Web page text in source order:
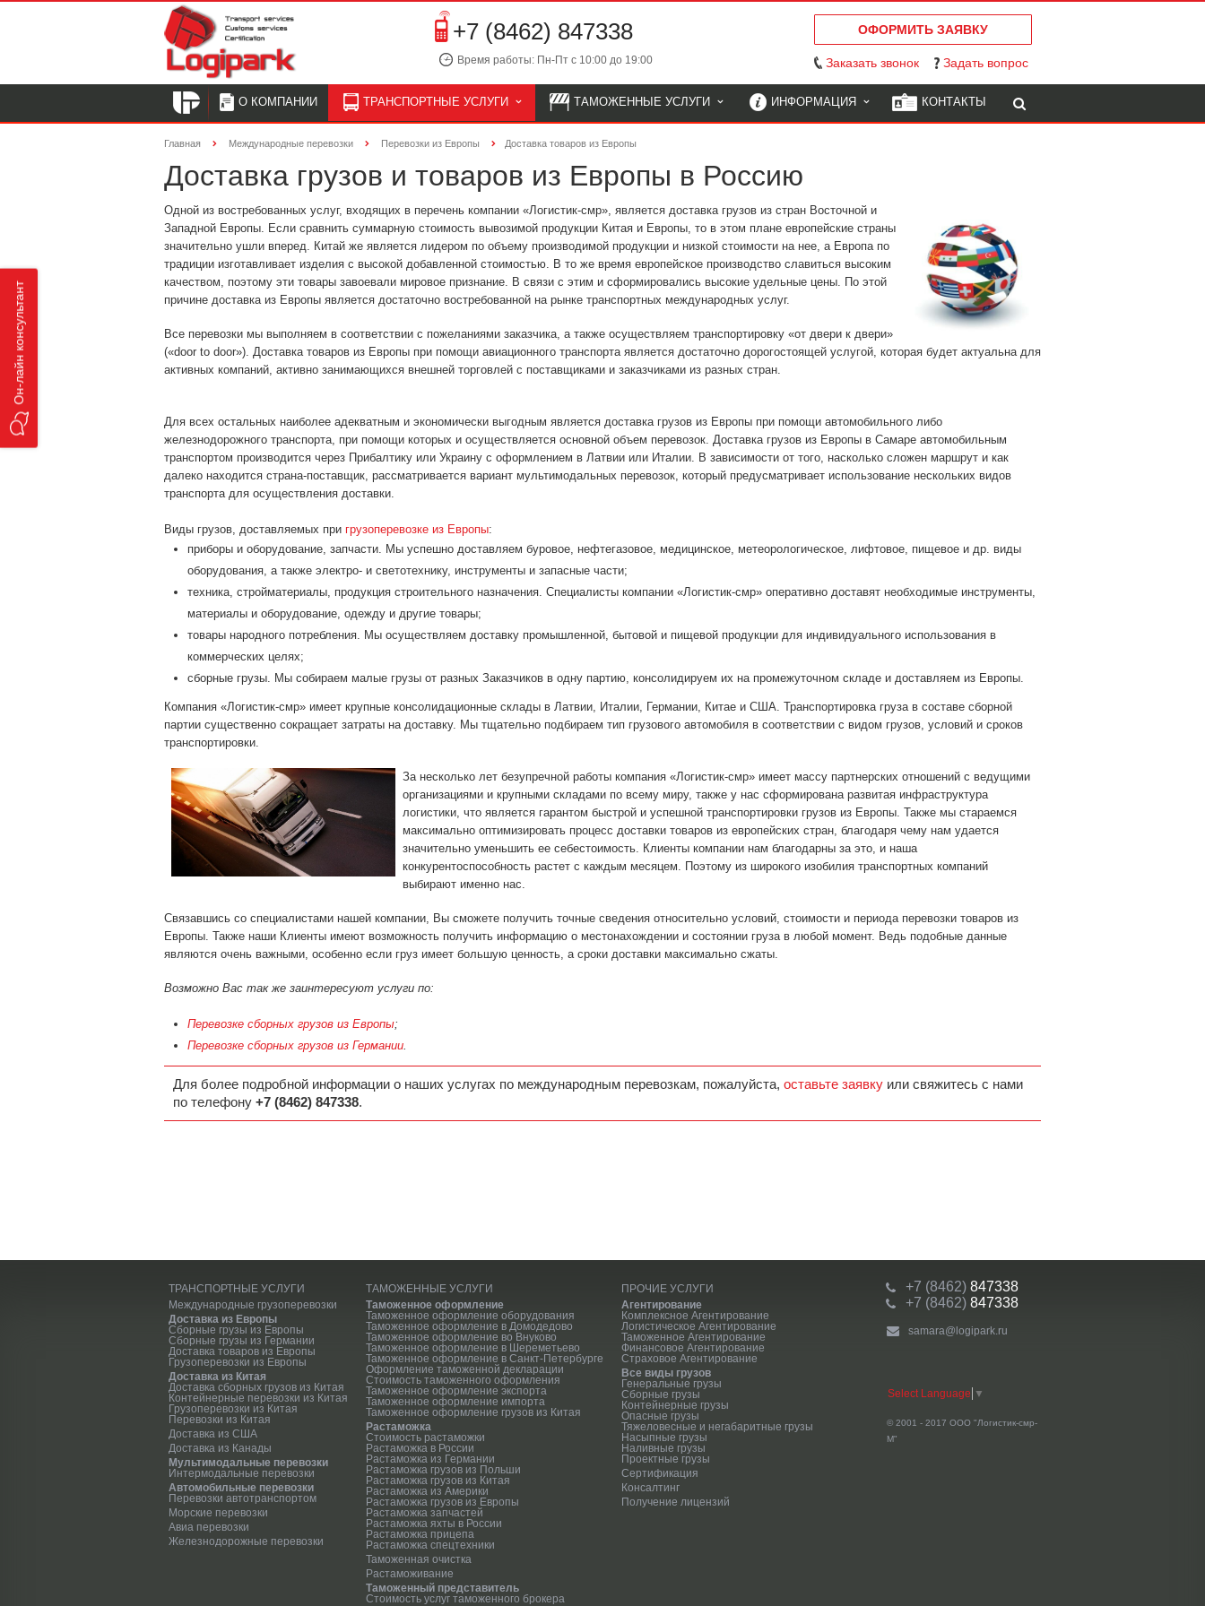
+7 (8462) 847338
Время работы: Пн-Пт с 10:00 до 19:00
ОФОРМИТЬ ЗАЯВКУ
Заказать звонок Задать вопрос
О КОМПАНИИ ТРАНСПОРТНЫЕ УСЛУГИ ТАМОЖЕННЫЕ УСЛУГИ ИНФОРМАЦИЯ КОНТАКТЫ
Главная Международные перевозки Перевозки из Европы Доставка товаров из Европы
Доставка грузов и товаров из Европы в Россию
Одной из востребованных услуг, входящих в перечень компании «Логистик-смр», является доставка грузов из стран Восточной и
Западной Европы. Если сравнить суммарную стоимость вывозимой продукции Китая и Европы, то в этом плане европейские страны
значительно ушли вперед. Китай же является лидером по объему производимой продукции и низкой стоимости на нее, а Европа по
традиции изготавливает изделия с высокой добавленной стоимостью. В то же время европейское производство славиться высоким
качеством, поэтому эти товары завоевали мировое признание. В связи с этим и сформировались высокие удельные цены. По этой
причине доставка из Европы является достаточно востребованной на рынке транспортных международных услуг.
Все перевозки мы выполняем в соответствии с пожеланиями заказчика, а также осуществляем транспортировку «от двери к двери»
(«door to door»). Доставка товаров из Европы при помощи авиационного транспорта является достаточно дорогостоящей услугой, которая будет актуальна для
активных компаний, активно занимающихся внешней торговлей с поставщиками и заказчиками из разных стран.
Для всех остальных наиболее адекватным и экономически выгодным является доставка грузов из Европы при помощи автомобильного либо
железнодорожного транспорта, при помощи которых и осуществляется основной объем перевозок. Доставка грузов из Европы в Самаре автомобильным
транспортом производится через Прибалтику или Украину с оформлением в Латвии или Италии. В зависимости от того, насколько сложен маршрут и как
далеко находится страна-поставщик, рассматривается вариант мультимодальных перевозок, который предусматривает использование нескольких видов
транспорта для осуществления доставки.
Виды грузов, доставляемых при грузоперевозке из Европы:
приборы и оборудование, запчасти. Мы успешно доставляем буровое, нефтегазовое, медицинское, метеорологическое, лифтовое, пищевое и др. виды
оборудования, а также электро- и светотехнику, инструменты и запасные части;
техника, стройматериалы, продукция строительного назначения. Специалисты компании «Логистик-смр» оперативно доставят необходимые инструменты,
материалы и оборудование, одежду и другие товары;
товары народного потребления. Мы осуществляем доставку промышленной, бытовой и пищевой продукции для индивидуального использования в
коммерческих целях;
сборные грузы. Мы собираем малые грузы от разных Заказчиков в одну партию, консолидируем их на промежуточном складе и доставляем из Европы.
Компания «Логистик-смр» имеет крупные консолидационные склады в Латвии, Италии, Германии, Китае и США. Транспортировка груза в составе сборной
партии существенно сокращает затраты на доставку. Мы тщательно подбираем тип грузового автомобиля в соответствии с видом грузов, условий и сроков
транспортировки.
За несколько лет безупречной работы компания «Логистик-смр» имеет массу партнерских отношений с ведущими
организациями и крупными складами по всему миру, также у нас сформирована развитая инфраструктура
логистики, что является гарантом быстрой и успешной транспортировки грузов из Европы. Также мы стараемся
максимально оптимизировать процесс доставки товаров из европейских стран, благодаря чему нам удается
значительно уменьшить ее себестоимость. Клиенты компании нам благодарны за это, и наша
конкурентоспособность растет с каждым месяцем. Поэтому из широкого изобилия транспортных компаний
выбирают именно нас.
Связавшись со специалистами нашей компании, Вы сможете получить точные сведения относительно условий, стоимости и периода перевозки товаров из
Европы. Также наши Клиенты имеют возможность получить информацию о местонахождении и состоянии груза в любой момент. Ведь подобные данные
являются очень важными, особенно если груз имеет большую ценность, а сроки доставки максимально сжаты.
Возможно Вас так же заинтересуют услуги по:
Перевозке сборных грузов из Европы;
Перевозке сборных грузов из Германии.
Для более подробной информации о наших услугах по международным перевозкам, пожалуйста, оставьте заявку или свяжитесь с нами
по телефону +7 (8462) 847338.
ТРАНСПОРТНЫЕ УСЛУГИ
Международные грузоперевозки
Доставка из Европы
Сборные грузы из Европы
Сборные грузы из Германии
Доставка товаров из Европы
Грузоперевозки из Европы
Доставка из Китая
Доставка сборных грузов из Китая
Контейнерные перевозки из Китая
Грузоперевозки из Китая
Перевозки из Китая
Доставка из США
Доставка из Канады
Мультимодальные перевозки
Интермодальные перевозки
Автомобильные перевозки
Перевозки автотранспортом
Морские перевозки
Авиа перевозки
Железнодорожные перевозки
ТАМОЖЕННЫЕ УСЛУГИ
Таможенное оформление
Таможенное оформление оборудования
Таможенное оформление в Домодедово
Таможенное оформление во Внуково
Таможенное оформление в Шереметьево
Таможенное оформление в Санкт-Петербурге
Оформление таможенной декларации
Стоимость таможенного оформления
Таможенное оформление экспорта
Таможенное оформление импорта
Таможенное оформление грузов из Китая
Растаможка
Стоимость растаможки
Растаможка в России
Растаможка из Германии
Растаможка грузов из Польши
Растаможка грузов из Китая
Растаможка из Америки
Растаможка грузов из Европы
Растаможка запчастей
Растаможка яхты в России
Растаможка прицепа
Растаможка спецтехники
Таможенная очистка
Растаможивание
Таможенный представитель
Стоимость услуг таможенного брокера
ПРОЧИЕ УСЛУГИ
Агентирование
Комплексное Агентирование
Логистическое Агентирование
Таможенное Агентирование
Финансовое Агентирование
Страховое Агентирование
Все виды грузов
Генеральные грузы
Сборные грузы
Контейнерные грузы
Опасные грузы
Тяжеловесные и негабаритные грузы
Насыпные грузы
Наливные грузы
Проектные грузы
Сертификация
Консалтинг
Получение лицензий
+7 (8462) 847338
+7 (8462) 847338
samara@logipark.ru
Select Language ▼
© 2001 - 2017 ООО "Логистик-смр-
М"
Он-лайн консультант